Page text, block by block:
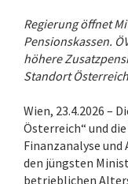
Regierung öffnet
Pensionskassen.
höhere
Standort
Wien, 23.4.2026 –
Österreich“ und
Finanzanalyse und
den jüngsten
betrieblichen